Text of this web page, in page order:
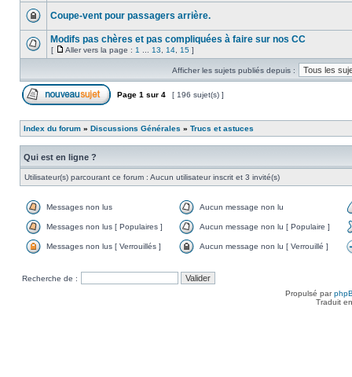
Coupe-vent pour passagers arrière.
Modifs pas chères et pas compliquées à faire sur nos CC
[ Aller vers la page : 1 13 14 15 ]
Afficher les sujets publiés depuis :
Page 1 sur 4 [ 196 sujet(s) ]
Index du forum » Discussions Générales » Trucs et astuces
Qui est en ligne ?
Utilisateur(s) parcourant ce forum : Aucun utilisateur inscrit et 3 invité(s)
Messages non lus Aucun message non lu
Messages non lus [ Populaires ] Aucun message non lu [ Populaire ]
Messages non lus [ Verrouillés ] Aucun message non lu [ Verrouillé ]
Recherche de :
Propulsé par
Traduit